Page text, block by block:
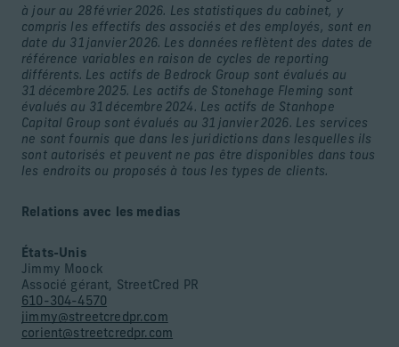
à jour au 28 février 2026. Les statistiques du cabinet, y
compris les effectifs des associés et des employés, sont en
date du 31 janvier 2026. Les données reflètent des dates de
référence variables en raison de cycles de reporting
différents. Les actifs de Bedrock Group sont évalués au
31 décembre 2025. Les actifs de Stonehage Fleming sont
évalués au 31 décembre 2024. Les actifs de Stanhope
Capital Group sont évalués au 31 janvier 2026. Les services
ne sont fournis que dans les juridictions dans lesquelles ils
sont autorisés et peuvent ne pas être disponibles dans tous
les endroits ou proposés à tous les types de clients.
Relations avec les medias
États-Unis
Jimmy Moock
Associé gérant, StreetCred PR
610-304-4570
jimmy@streetcredpr.com
corient@streetcredpr.com